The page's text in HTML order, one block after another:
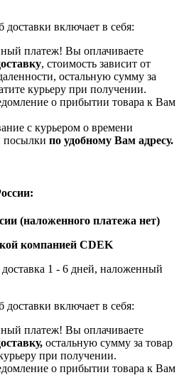
включает в себя:
платеж! Вы оплачиваете
, стоимость зависит от
остальную сумму за
курьеру при получении.
о прибытии товара к Вам
с курьером о времени
посылки по удобному Вам адресу.
(наложенного платежа нет)
компанией CDEK
доставка 1 - 6 дней, наложенный
включает в себя:
платеж! Вы оплачиваете
остальную сумму за товар
при получении.
о прибытии товара к Вам